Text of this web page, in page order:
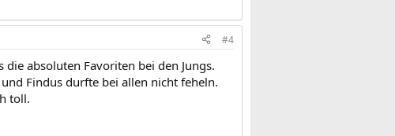
#4
absoluten Favoriten bei den Jungs.
Findus durfte bei allen nicht feheln.
toll.